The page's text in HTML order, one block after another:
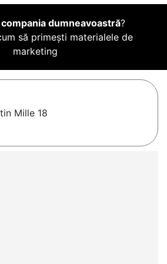
dumneavoastră?
să primești materialele de
marketing
Mille 18